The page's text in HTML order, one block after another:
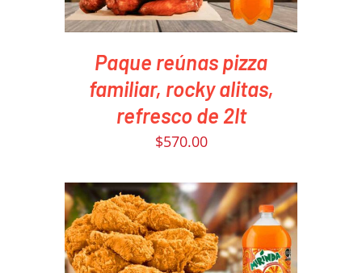
Paque reúnas pizza
familiar, rocky alitas,
refresco de 2lt
$570.00